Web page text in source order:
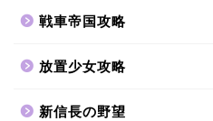
戦車帝国攻略
放置少女攻略
新信長の野望